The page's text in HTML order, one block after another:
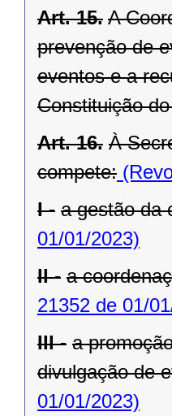
Art. 15. A
prevenção de
eventos e a
Constituição
Art. 16. À
compete:
I - a gestão da
01/01/2023)
II - a
21352 de 01/
III - a
divulgação de
01/01/2023)